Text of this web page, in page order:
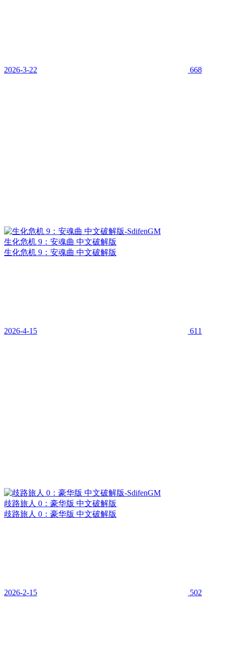
2026-3-22 668
生化危机 9：安魂曲 中文破解版
生化危机 9：安魂曲 中文破解版
2026-4-15 611
歧路旅人 0：豪华版 中文破解版
歧路旅人 0：豪华版 中文破解版
2026-2-15 502